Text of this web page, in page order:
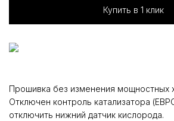
Купить в 1 клик
Прошивка без изменения мощностных
Отключен контроль катализатора
отключить нижний датчик кислорода.